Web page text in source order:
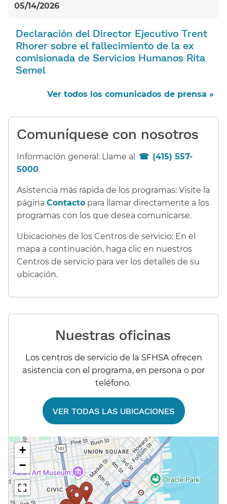
05/14/2026
Declaración del Director Ejecutivo Trent
Rhorer sobre el fallecimiento de la ex
comisionada de Servicios Humanos Rita
Semel​​
Ver todos los comunicados de prensa »​​
Comuníquese con nosotros​​
Información general: Llame al
(415) 557-
5000.​​
Asistencia más rápida de los programas: Visite la
página Contacto para llamar directamente a los
programas con los que desea comunicarse.​​
Ubicaciones de los Centros de servicio: En el
mapa a continuación, haga clic en nuestros
Centros de servicio para ver los detalles de su
ubicación.​​
Nuestras oficinas​​
Los centros de servicio de la SFHSA ofrecen
asistencia con el programa, en persona o por
teléfono.​​
VER TODAS LAS UBICACIONES​​
+
−